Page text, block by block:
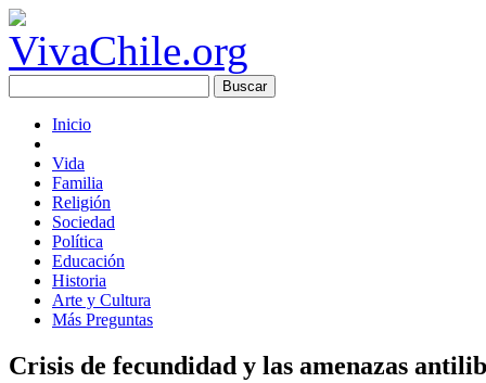
Inicio
Vida
Familia
Religión
Sociedad
Política
Educación
Historia
Arte y Cultura
Más Preguntas
Crisis de fecundidad y las amenazas